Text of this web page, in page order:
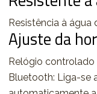
Resistência à água
Ajuste da
Relógio controlado
Bluetooth: Liga-se